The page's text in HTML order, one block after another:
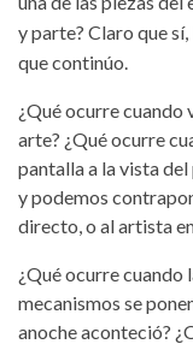
y parte? Claro que
que continúo.
¿Qué ocurre cuando
arte? ¿Qué ocurre
pantalla a la vista
y podemos
directo, o al artista
¿Qué ocurre cuando
mecanismos se
anoche aconteció?